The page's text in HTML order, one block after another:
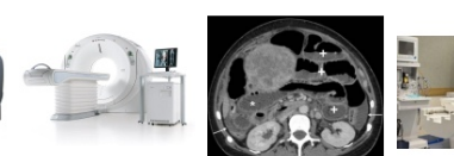
Exames de
ressonância
magnética
Exames de
tomografia